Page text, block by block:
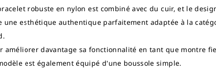
robuste en nylon est combiné avec du cuir, et le
une esthétique authentique parfaitement adaptée à la
améliorer davantage sa fonctionnalité en tant que montre
est également équipé d'une boussole simple.